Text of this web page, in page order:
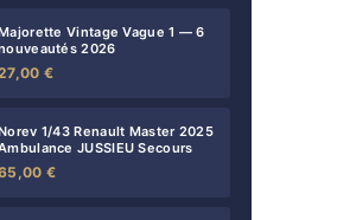
Vintage Vague 1 — 6
2026
€
1/43 Renault Master 2025
JUSSIEU Secours
€